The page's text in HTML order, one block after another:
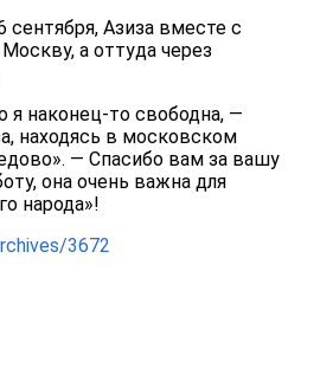
сентября, Азиза вместе с
а оттуда через
я наконец-то свободна, —
находясь в московском
— Спасибо вам за вашу
она очень важна для
народа»!
3672